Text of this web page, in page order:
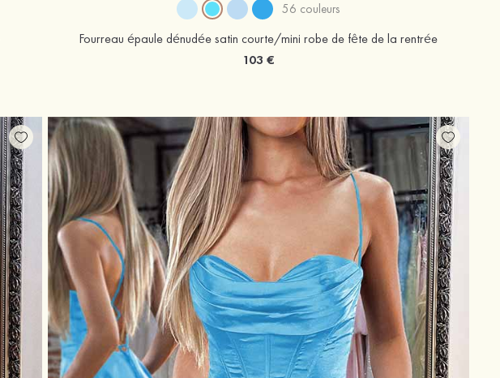
56 couleurs
Fourreau épaule dénudée satin courte/mini robe de fête de la rentrée
103 €